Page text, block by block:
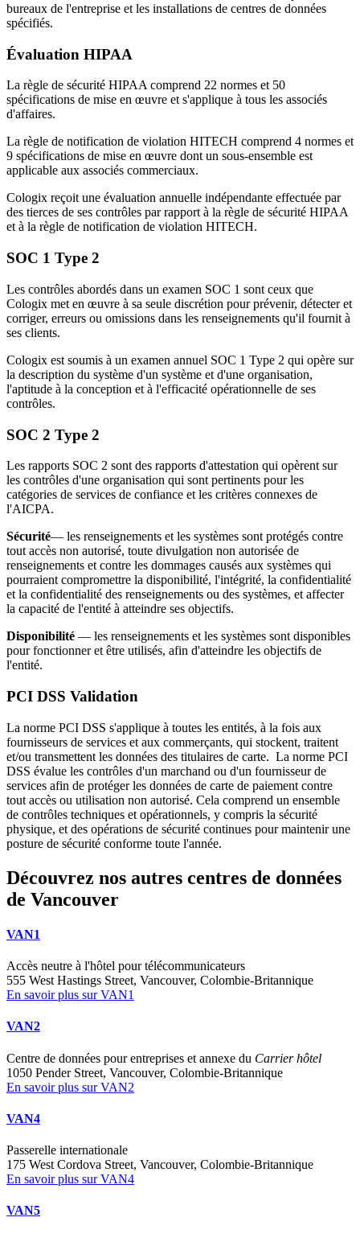
bureaux de l'entreprise et les installations de centres de données
spécifiés.
Évaluation HIPAA
La règle de sécurité HIPAA comprend 22 normes et 50
spécifications de mise en œuvre et s'applique à tous les associés
d'affaires.
La règle de notification de violation HITECH comprend 4 normes et
9 spécifications de mise en œuvre dont un sous-ensemble est
applicable aux associés commerciaux.
Cologix reçoit une évaluation annuelle indépendante effectuée par
des tierces de ses contrôles par rapport à la règle de sécurité HIPAA
et à la règle de notification de violation HITECH.
SOC 1 Type 2
Les contrôles abordés dans un examen SOC 1 sont ceux que
Cologix met en œuvre à sa seule discrétion pour prévenir, détecter et
corriger, erreurs ou omissions dans les renseignements qu'il fournit à
ses clients.
Cologix est soumis à un examen annuel SOC 1 Type 2 qui opère sur
la description du système d'un système et d'une organisation,
l'aptitude à la conception et à l'efficacité opérationnelle de ses
contrôles.
SOC 2 Type 2
Les rapports SOC 2 sont des rapports d'attestation qui opèrent sur
les contrôles d'une organisation qui sont pertinents pour les
catégories de services de confiance et les critères connexes de
l'AICPA.
Sécurité— les renseignements et les systèmes sont protégés contre
tout accès non autorisé, toute divulgation non autorisée de
renseignements et contre les dommages causés aux systèmes qui
pourraient compromettre la disponibilité, l'intégrité, la confidentialité
et la confidentialité des renseignements ou des systèmes, et affecter
la capacité de l'entité à atteindre ses objectifs.
Disponibilité — les renseignements et les systèmes sont disponibles
pour fonctionner et être utilisés, afin d'atteindre les objectifs de
l'entité.
PCI DSS Validation
La norme PCI DSS s'applique à toutes les entités, à la fois aux
fournisseurs de services et aux commerçants, qui stockent, traitent
et/ou transmettent les données des titulaires de carte. La norme PCI
DSS évalue les contrôles d'un marchand ou d'un fournisseur de
services afin de protéger les données de carte de paiement contre
tout accès ou utilisation non autorisé. Cela comprend un ensemble
de contrôles techniques et opérationnels, y compris la sécurité
physique, et des opérations de sécurité continues pour maintenir une
posture de sécurité conforme toute l'année.
Découvrez nos autres centres de données
de Vancouver
VAN1
Accès neutre à l'hôtel pour télécommunicateurs
555 West Hastings Street, Vancouver, Colombie-Britannique
En savoir plus sur VAN1
VAN2
Centre de données pour entreprises et annexe du Carrier hôtel
1050 Pender Street, Vancouver, Colombie-Britannique
En savoir plus sur VAN2
VAN4
Passerelle internationale
175 West Cordova Street, Vancouver, Colombie-Britannique
En savoir plus sur VAN4
VAN5